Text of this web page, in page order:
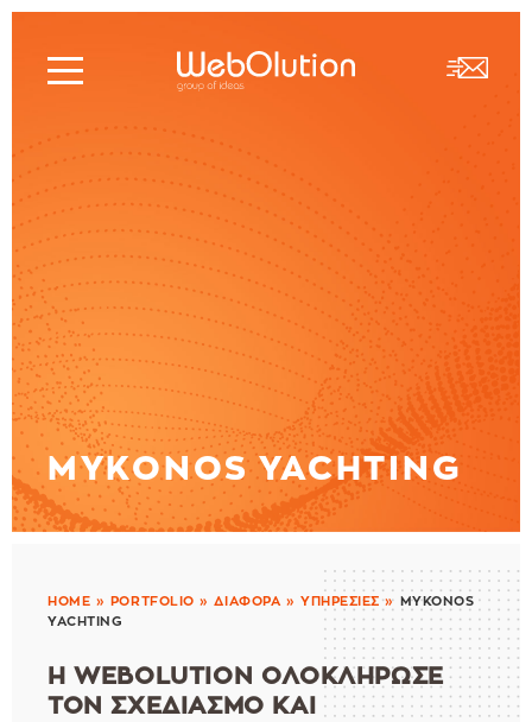
MYKONOS YACHTING
HOME » PORTFOLIO »ΔΙΑΦΟΡΑ » ΥΠΗΡΕΣΙΕΣ » MYKONOS
YACHTING
Η WEBOLUTION ΟΛΟΚΛΗΡΩΣΕ
ΤΟΝ ΣΧΕΔΙΑΣΜΟ ΚΑΙ